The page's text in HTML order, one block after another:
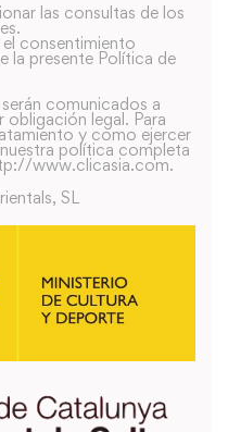
las consultas de los
consentimiento
la presente Política de
comunicados a
legal. Para
y como ejercer
política completa
www.clicasia.com.
SL